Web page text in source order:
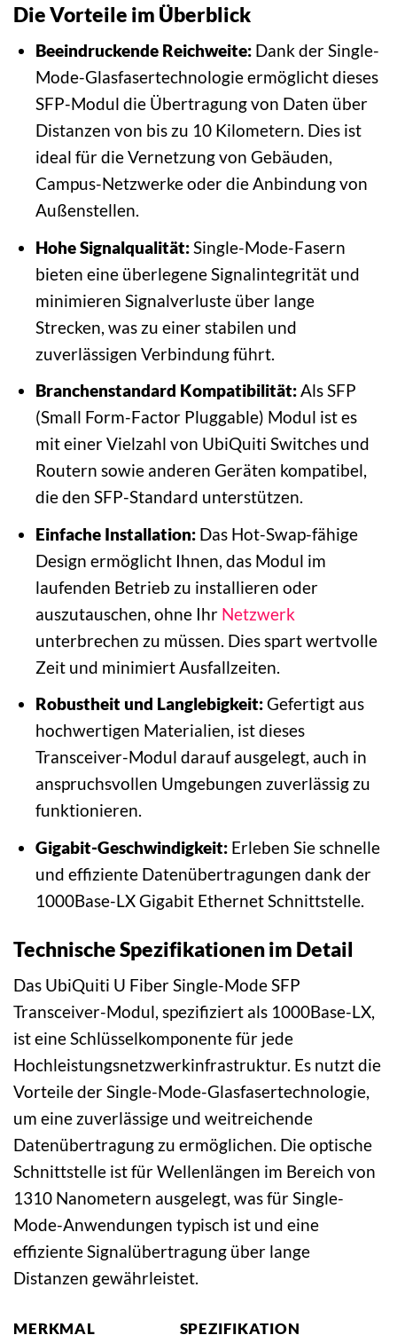
Die Vorteile im Überblick
Beeindruckende Reichweite:Dank der Single-
Mode-Glasfasertechnologie ermöglicht dieses
SFP-Modul die Übertragung von Daten über
Distanzen von bis zu 10 Kilometern. Dies ist
ideal für die Vernetzung von Gebäuden,
Campus-Netzwerke oder die Anbindung von
Außenstellen.
Hohe Signalqualität:Single-Mode-Fasern
bieten eine überlegene Signalintegrität und
minimieren Signalverluste über lange
Strecken, was zu einer stabilen und
zuverlässigen Verbindung führt.
Branchenstandard Kompatibilität:Als SFP
(Small Form-Factor Pluggable) Modul ist es
mit einer Vielzahl von UbiQuiti Switches und
Routern sowie anderen Geräten kompatibel,
die den SFP-Standard unterstützen.
Einfache Installation:Das Hot-Swap-fähige
Design ermöglicht Ihnen, das Modul im
laufenden Betrieb zu installieren oder
auszutauschen, ohne Ihr Netzwerk
unterbrechen zu müssen. Dies spart wertvolle
Zeit und minimiert Ausfallzeiten.
Robustheit und Langlebigkeit:Gefertigt aus
hochwertigen Materialien, ist dieses
Transceiver-Modul darauf ausgelegt, auch in
anspruchsvollen Umgebungen zuverlässig zu
funktionieren.
Gigabit-Geschwindigkeit:Erleben Sie schnelle
und effiziente Datenübertragungen dank der
1000Base-LX Gigabit Ethernet Schnittstelle.
Technische Spezifikationen im Detail
Das UbiQuiti U Fiber Single-Mode SFP
Transceiver-Modul, spezifiziert als 1000Base-LX,
ist eine Schlüsselkomponente für jede
Hochleistungsnetzwerkinfrastruktur. Es nutzt die
Vorteile der Single-Mode-Glasfasertechnologie,
um eine zuverlässige und weitreichende
Datenübertragung zu ermöglichen. Die optische
Schnittstelle ist für Wellenlängen im Bereich von
1310 Nanometern ausgelegt, was für Single-
Mode-Anwendungen typisch ist und eine
effiziente Signalübertragung über lange
Distanzen gewährleistet.
MERKMAL SPEZIFIKATION